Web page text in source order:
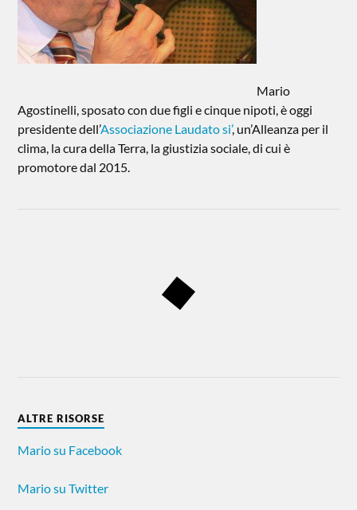
Mario
Agostinelli, sposato con due figli e cinque nipoti, è oggi
presidente dell’Associazione Laudato si’, un’Alleanza per il
clima, la cura della Terra, la giustizia sociale, di cui è
promotore dal 2015.
ALTRE RISORSE
Mario su Facebook
Mario su Twitter